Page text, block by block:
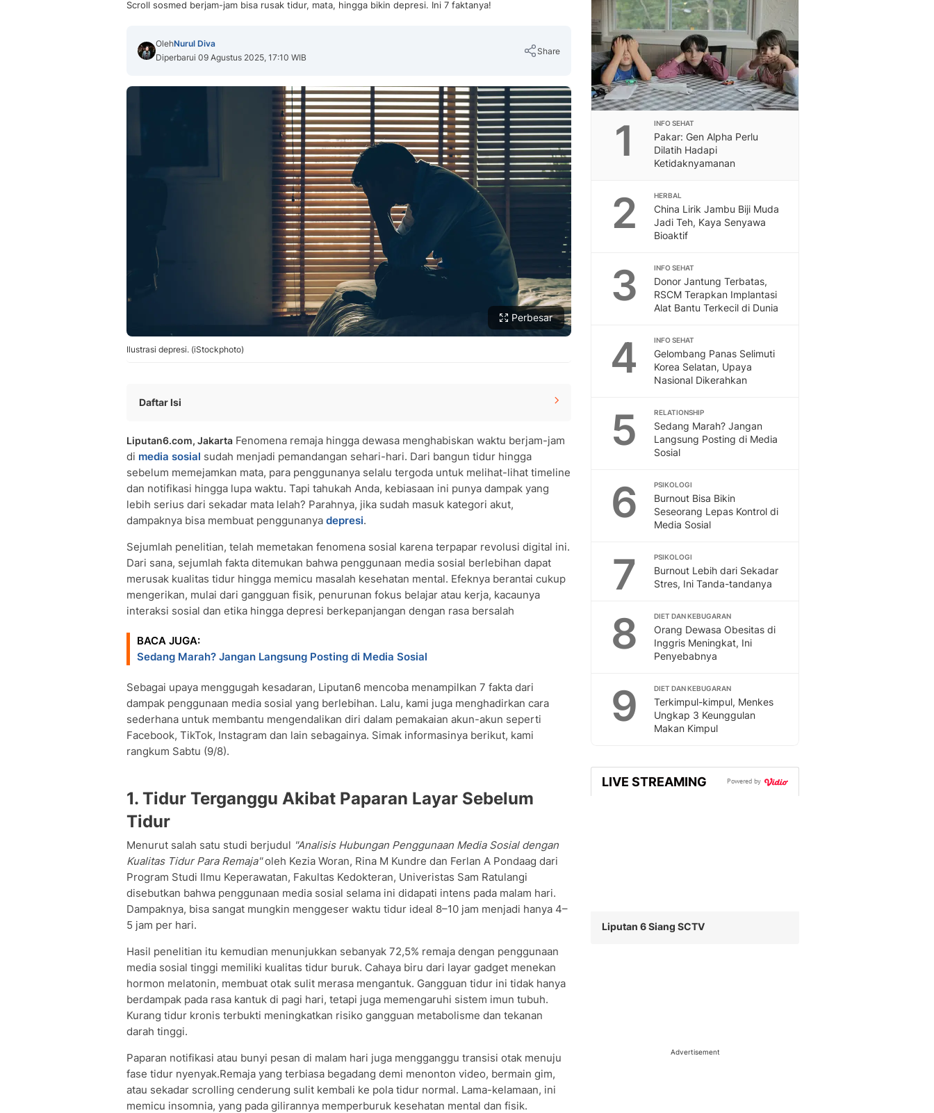
Scroll sosmed berjam-jam bisa rusak tidur, mata, hingga bikin depresi. Ini 7 faktanya!
OlehNurul Diva
Diperbarui 09 Agustus 2025, 17:10 WIB
Share
Copy Link
Perbesar
Ilustrasi depresi. (iStockphoto)
Daftar Isi
Mata Rusak Karena Paparan Layar Berjam-jam
Fokus Belajar dan Kerja Anjlok
Empati dan Interaksi Sosial Menurun
Komunikasi Tatap Muka Terhambat
Risiko Terpapar Konten Pornografi Meningkat
Depresi Mengintai dari Balik Timeline
Bagaimana Cara Mengatasi Kecanduan Media Sosial
People Also Ask
Liputan6.com, Jakarta Fenomena remaja hingga dewasa menghabiskan waktu berjam-jam
di media sosial sudah menjadi pemandangan sehari-hari. Dari bangun tidur hingga
sebelum memejamkan mata, para penggunanya selalu tergoda untuk melihat-lihat timeline
dan notifikasi hingga lupa waktu. Tapi tahukah Anda, kebiasaan ini punya dampak yang
lebih serius dari sekadar mata lelah? Parahnya, jika sudah masuk kategori akut,
dampaknya bisa membuat penggunanya depresi.
Sejumlah penelitian, telah memetakan fenomena sosial karena terpapar revolusi digital ini.
Dari sana, sejumlah fakta ditemukan bahwa penggunaan media sosial berlebihan dapat
merusak kualitas tidur hingga memicu masalah kesehatan mental. Efeknya berantai cukup
mengerikan, mulai dari gangguan fisik, penurunan fokus belajar atau kerja, kacaunya
interaksi sosial dan etika hingga depresi berkepanjangan dengan rasa bersalah
BACA JUGA:
Sedang Marah? Jangan Langsung Posting di Media Sosial
Sebagai upaya menggugah kesadaran, Liputan6 mencoba menampilkan 7 fakta dari
dampak penggunaan media sosial yang berlebihan. Lalu, kami juga menghadirkan cara
sederhana untuk membantu mengendalikan diri dalam pemakaian akun-akun seperti
Facebook, TikTok, Instagram dan lain sebagainya. Simak informasinya berikut, kami
rangkum Sabtu (9/8).
1. Tidur Terganggu Akibat Paparan Layar Sebelum
Tidur
Menurut salah satu studi berjudul "Analisis Hubungan Penggunaan Media Sosial dengan
Kualitas Tidur Para Remaja"oleh Kezia Woran, Rina M Kundre dan Ferlan A Pondaag dari
Program Studi Ilmu Keperawatan, Fakultas Kedokteran, Univeristas Sam Ratulangi
disebutkan bahwa penggunaan media sosial selama ini didapati intens pada malam hari.
Dampaknya, bisa sangat mungkin menggeser waktu tidur ideal 8–10 jam menjadi hanya 4–
5 jam per hari.
Hasil penelitian itu kemudian menunjukkan sebanyak 72,5% remaja dengan penggunaan
media sosial tinggi memiliki kualitas tidur buruk. Cahaya biru dari layar gadget menekan
hormon melatonin, membuat otak sulit merasa mengantuk. Gangguan tidur ini tidak hanya
berdampak pada rasa kantuk di pagi hari, tetapi juga memengaruhi sistem imun tubuh.
Kurang tidur kronis terbukti meningkatkan risiko gangguan metabolisme dan tekanan
darah tinggi.
Paparan notifikasi atau bunyi pesan di malam hari juga mengganggu transisi otak menuju
fase tidur nyenyak.Remaja yang terbiasa begadang demi menonton video, bermain gim,
atau sekadar scrolling cenderung sulit kembali ke pola tidur normal. Lama-kelamaan, ini
memicu insomnia, yang pada gilirannya memperburuk kesehatan mental dan fisik.
1 INFO SEHAT
Pakar: Gen Alpha Perlu
Dilatih Hadapi
Ketidaknyamanan
2 HERBAL
China Lirik Jambu Biji Muda
Jadi Teh, Kaya Senyawa
Bioaktif
3 INFO SEHAT
Donor Jantung Terbatas,
RSCM Terapkan Implantasi
Alat Bantu Terkecil di Dunia
4 INFO SEHAT
Gelombang Panas Selimuti
Korea Selatan, Upaya
Nasional Dikerahkan
5 RELATIONSHIP
Sedang Marah? Jangan
Langsung Posting di Media
Sosial
6 PSIKOLOGI
Burnout Bisa Bikin
Seseorang Lepas Kontrol di
Media Sosial
7 PSIKOLOGI
Burnout Lebih dari Sekadar
Stres, Ini Tanda-tandanya
8 DIET DAN KEBUGARAN
Orang Dewasa Obesitas di
Inggris Meningkat, Ini
Penyebabnya
9 DIET DAN KEBUGARAN
Terkimpul-kimpul, Menkes
Ungkap 3 Keunggulan
Makan Kimpul
LIVE STREAMING Powered by
Liputan 6 Siang SCTV
Advertisement